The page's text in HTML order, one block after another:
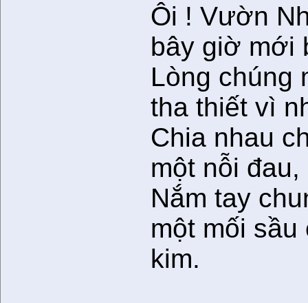
Ôi ! Vườn
bây giờ mới
Lòng chúng
tha thiết vì
Chia nhau
một nỗi đau,
Nắm tay
một mối sầu
kim.